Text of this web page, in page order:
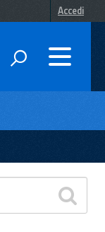
Accedi